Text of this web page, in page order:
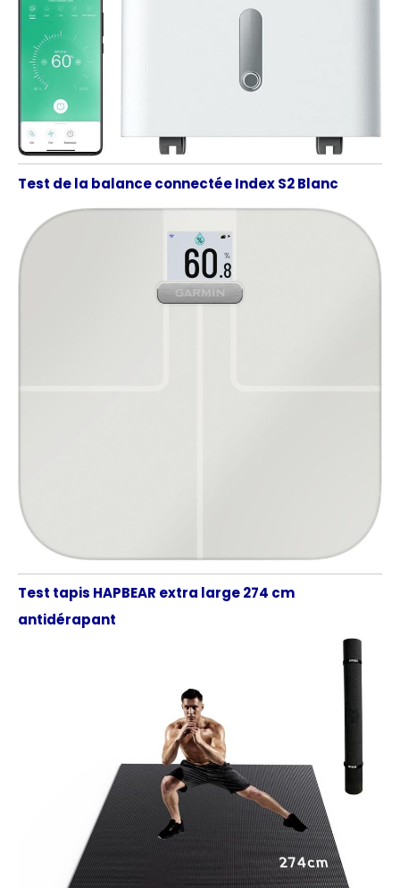
Test de la balance connectée Index S2 Blanc
Test tapis HAPBEAR extra large 274 cm
antidérapant